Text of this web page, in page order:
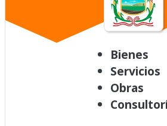
Bienes
Servicios
Obras